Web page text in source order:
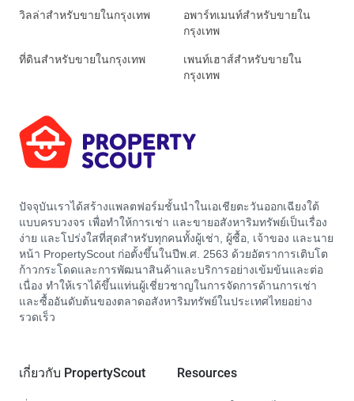
วิลล่าสำหรับขายในกรุงเทพ
อพาร์ทเมนท์สำหรับขายใน
กรุงเทพ
ที่ดินสำหรับขายในกรุงเทพ
เพนท์เฮาส์สำหรับขายใน
กรุงเทพ
ปัจจุบันเราได้สร้างแพลตฟอร์มชั้นนำในเอเชียตะวันออกเฉียงใต้
แบบครบวงจร เพื่อทำให้การเช่า และขายอสังหาริมทรัพย์เป็นเรื่อง
ง่าย และโปร่งใสที่สุดสำหรับทุกคนทั้งผู้เช่า, ผู้ซื้อ, เจ้าของ และนาย
หน้า PropertyScout ก่อตั้งขึ้นในปีพ.ศ. 2563 ด้วยอัตราการเติบโต
ก้าวกระโดดและการพัฒนาสินค้าและบริการอย่างเข้มข้นและต่อ
เนื่อง ทำให้เราได้ขึ้นแท่นผู้เชี่ยวชาญในการจัดการด้านการเช่า
และซื้ออันดับต้นของตลาดอสังหาริมทรัพย์ในประเทศไทยอย่าง
รวดเร็ว
เกี่ยวกับ PropertyScout Resources